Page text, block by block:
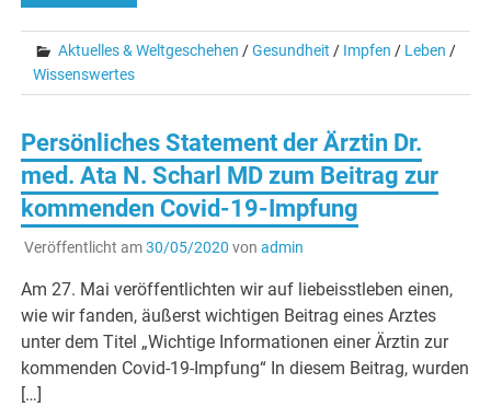
Aktuelles & Weltgeschehen /Gesundheit / Impfen / Leben /
Wissenswertes
Persönliches Statement der Ärztin Dr.
med. Ata N. Scharl MD zum Beitrag zur
kommenden Covid-19-Impfung
Veröffentlicht am30/05/2020 von admin
Am 27. Mai veröffentlichten wir auf liebeisstleben einen,
wie wir fanden, äußerst wichtigen Beitrag eines Arztes
unter dem Titel „Wichtige Informationen einer Ärztin zur
kommenden Covid-19-Impfung“ In diesem Beitrag, wurden
[…]